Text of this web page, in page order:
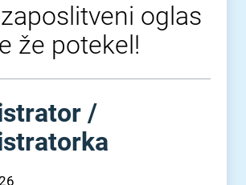
oglas
že potekel!
⁠/⁠